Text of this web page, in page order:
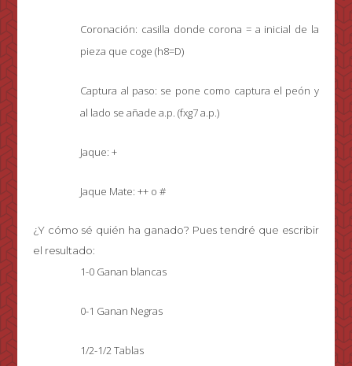
Coronación: casilla donde corona = a inicial de la
pieza que coge (h8=D)
Captura al paso: se pone como captura el peón y
al lado se añade a.p. (fxg7 a.p.)
Jaque: +
Jaque Mate: ++ o #
¿Y cómo sé quién ha ganado? Pues tendré que escribir
el resultado:
1-0 Ganan blancas
0-1 Ganan Negras
1/2-1/2 Tablas